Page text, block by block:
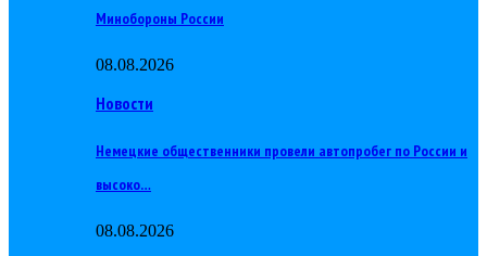
Минобороны России
08.08.2026
Новости
Немецкие общественники провели автопробег по России и
высоко…
08.08.2026